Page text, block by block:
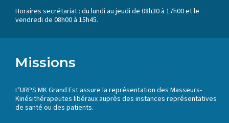
Horaires secrétariat : du lundi au jeudi de 08h30 à 17h00 et le
vendredi de 08h00 à 15h45.
Missions
L’URPS MK Grand Est assure la représentation des Masseurs-
Kinésithérapeutes libéraux auprès des instances représentatives
de santé ou des patients.